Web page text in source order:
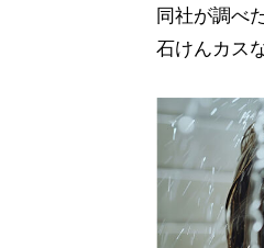
同社が調べ
石けんカス